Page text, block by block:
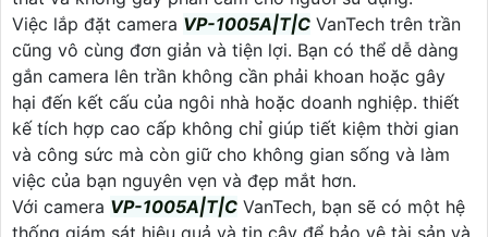
Việc lắp đặt camera VP-1005A|T|C VanTech trên trần
cũng vô cùng đơn giản và tiện lợi. Bạn có thể dễ dàng
gắn camera lên trần không cần phải khoan hoặc gây
hại đến kết cấu của ngôi nhà hoặc doanh nghiệp. thiết
kế tích hợp cao cấp không chỉ giúp tiết kiệm thời gian
và công sức mà còn giữ cho không gian sống và làm
việc của bạn nguyên vẹn và đẹp mắt hơn.
Với camera VP-1005A|T|C VanTech, bạn sẽ có một hệ
thống giám sát hiệu quả và tin cậy để bảo vệ tài sản và